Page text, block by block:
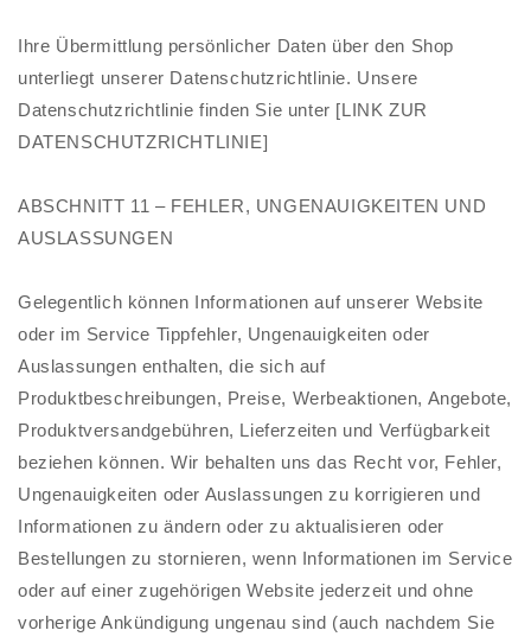
Ihre Übermittlung persönlicher Daten über den Shop
unterliegt unserer Datenschutzrichtlinie. Unsere
Datenschutzrichtlinie finden Sie unter [LINK ZUR
DATENSCHUTZRICHTLINIE]
ABSCHNITT 11 – FEHLER, UNGENAUIGKEITEN UND
AUSLASSUNGEN
Gelegentlich können Informationen auf unserer Website
oder im Service Tippfehler, Ungenauigkeiten oder
Auslassungen enthalten, die sich auf
Produktbeschreibungen, Preise, Werbeaktionen, Angebote,
Produktversandgebühren, Lieferzeiten und Verfügbarkeit
beziehen können. Wir behalten uns das Recht vor, Fehler,
Ungenauigkeiten oder Auslassungen zu korrigieren und
Informationen zu ändern oder zu aktualisieren oder
Bestellungen zu stornieren, wenn Informationen im Service
oder auf einer zugehörigen Website jederzeit und ohne
vorherige Ankündigung ungenau sind (auch nachdem Sie